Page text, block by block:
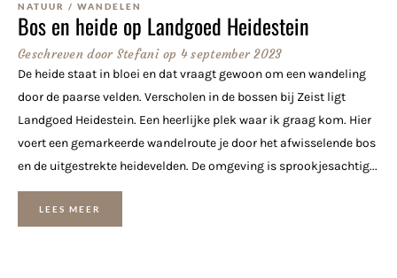
NATUUR / WANDELEN
Bos en heide op Landgoed Heidestein
Geschreven doorStefani op 4 september 2023
De heide staat in bloei en dat vraagt gewoon om een wandeling
door de paarse velden. Verscholen in de bossen bij Zeist ligt
Landgoed Heidestein. Een heerlijke plek waar ik graag kom. Hier
voert een gemarkeerde wandelroute je door het afwisselende bos
en de uitgestrekte heidevelden. De omgeving is sprookjesachtig...
LEES MEER